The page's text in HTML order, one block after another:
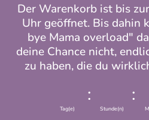
Der Warenkorb ist bis
Uhr geöffnet. Bis dahin
bye Mama overload"
deine Chance nicht,
zu haben, die du
Tag(e)
:
Stunde(n)
: